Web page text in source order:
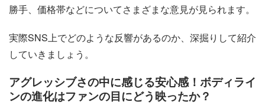
勝手、価格帯などについてさまざまな意見が見られます。
実際SNS上でどのような反響があるのか、深掘りして紹介
していきましょう。
アグレッシブさの中に感じる安心感！ボディライ
ンの進化はファンの目にどう映ったか？